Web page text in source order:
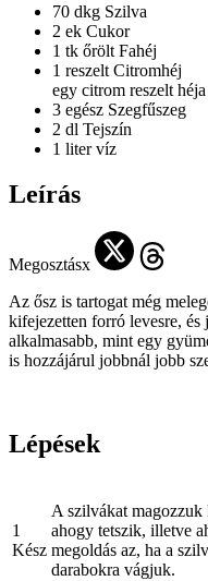
70 dkg Szilva
2 ek Cukor
1 tk őrölt Fahéj
1 reszelt Citromhéj
egy citrom reszelt héja
3 egész Szegfűszeg
2 dl Tejszín
1 liter víz
Leírás
Megosztásx
Az ősz is tartogat még
kifejezetten forró levesre,
alkalmasabb, mint egy
is hozzájárul jobbnál jobb
Lépések
1
Kész
A szilvákat
ahogy tetszik, illetve
megoldás az, ha a
darabokra vágjuk.